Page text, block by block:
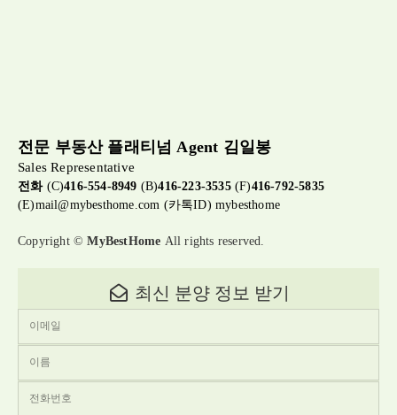
전문 부동산 플래티넘 Agent 김일봉
Sales Representative
전화(C)416-554-8949 (B)416-223-3535(F)416-792-5835
(E)mail@mybesthome.com (카톡ID) mybesthome
Copyright ©MyBestHome All rights reserved.
최신 분양 정보 받기